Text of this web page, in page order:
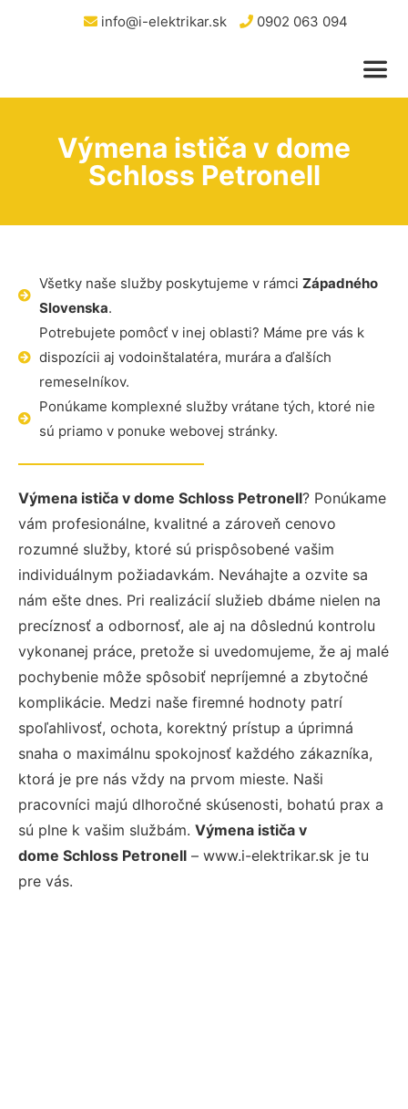
info@i-elektrikar.sk 0902 063 094
Výmena ističa v dome
Schloss Petronell
Všetky naše služby poskytujeme v rámci Západného
Slovenska.
Potrebujete pomôcť v inej oblasti? Máme pre vás k
dispozícii aj vodoinštalatéra, murára a ďalších
remeselníkov.
Ponúkame komplexné služby vrátane tých, ktoré nie
sú priamo v ponuke webovej stránky.
Výmena ističa v dome Schloss Petronell? Ponúkame
vám profesionálne, kvalitné a zároveň cenovo
rozumné služby, ktoré sú prispôsobené vašim
individuálnym požiadavkám. Neváhajte a ozvite sa
nám ešte dnes. Pri realizácií služieb dbáme nielen na
precíznosť a odbornosť, ale aj na dôslednú kontrolu
vykonanej práce, pretože si uvedomujeme, že aj malé
pochybenie môže spôsobiť nepríjemné a zbytočné
komplikácie. Medzi naše firemné hodnoty patrí
spoľahlivosť, ochota, korektný prístup a úprimná
snaha o maximálnu spokojnosť každého zákazníka,
ktorá je pre nás vždy na prvom mieste. Naši
pracovníci majú dlhoročné skúsenosti, bohatú prax a
sú plne k vašim službám. Výmena ističa v
dome Schloss Petronell – www.i-elektrikar.sk je tu
pre vás.